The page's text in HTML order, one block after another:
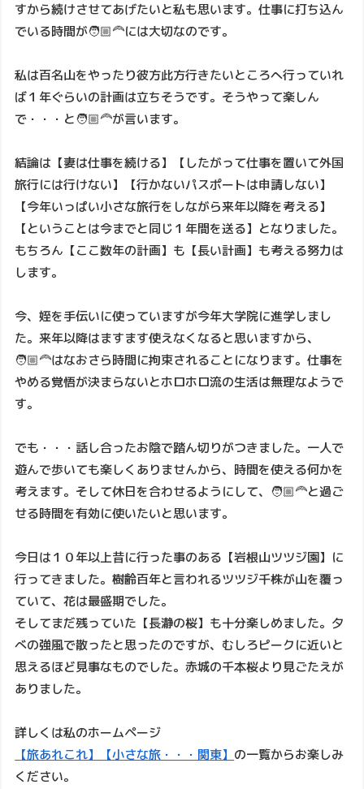
すから続けさせてあげたいと私も思います。仕事に打ち込ん
でいる時間が🧑🏼‍🦰には大切なのです。
私は百名山をやったり彼方此方行きたいところへ行っていれ
ば１年ぐらいの計画は立ちそうです。そうやって楽しん
で・・・と🧑🏼‍🦰が言います。
結論は【妻は仕事を続ける】【したがって仕事を置いて外国
旅行には行けない】【行かないパスポートは申請しない】
【今年いっぱい小さな旅行をしながら来年以降を考える】
【ということは今までと同じ１年間を送る】となりました。
もちろん【ここ数年の計画】も【長い計画】も考える努力は
します。
今、姪を手伝いに使っていますが今年大学院に進学しまし
た。来年以降はますます使えなくなると思いますから、
🧑🏼‍🦰はなおさら時間に拘束されることになります。仕事を
やめる覚悟が決まらないとホロホロ流の生活は無理なようで
す。
でも・・・話し合ったお陰で踏ん切りがつきました。一人で
遊んで歩いても楽しくありませんから、時間を使える何かを
考えます。そして休日を合わせるようにして、🧑🏼‍🦰と過ご
せる時間を有効に使いたいと思います。
今日は１０年以上昔に行った事のある【岩根山ツツジ園】に
行ってきました。樹齢百年と言われるツツジ千株が山を覆っ
ていて、花は最盛期でした。
そしてまだ残っていた【長瀞の桜】も十分楽しめました。夕
べの強風で散ったと思ったのですが、むしろピークに近いと
思えるほど見事なものでした。赤城の千本桜より見ごたえが
ありました。
詳しくは私のホームページ
【旅あれこれ】【小さな旅・・・関東】 の一覧からお楽しみ
ください。